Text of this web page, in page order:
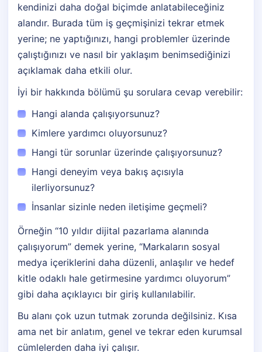
kendinizi daha doğal biçimde anlatabileceğiniz
alandır. Burada tüm iş geçmişinizi tekrar etmek
yerine; ne yaptığınızı, hangi problemler üzerinde
çalıştığınızı ve nasıl bir yaklaşım benimsediğinizi
açıklamak daha etkili olur.
İyi bir hakkında bölümü şu sorulara cevap verebilir:
Hangi alanda çalışıyorsunuz?
Kimlere yardımcı oluyorsunuz?
Hangi tür sorunlar üzerinde çalışıyorsunuz?
Hangi deneyim veya bakış açısıyla
ilerliyorsunuz?
İnsanlar sizinle neden iletişime geçmeli?
Örneğin “10 yıldır dijital pazarlama alanında
çalışıyorum” demek yerine, “Markaların sosyal
medya içeriklerini daha düzenli, anlaşılır ve hedef
kitle odaklı hale getirmesine yardımcı oluyorum”
gibi daha açıklayıcı bir giriş kullanılabilir.
Bu alanı çok uzun tutmak zorunda değilsiniz. Kısa
ama net bir anlatım, genel ve tekrar eden kurumsal
cümlelerden daha iyi çalışır.